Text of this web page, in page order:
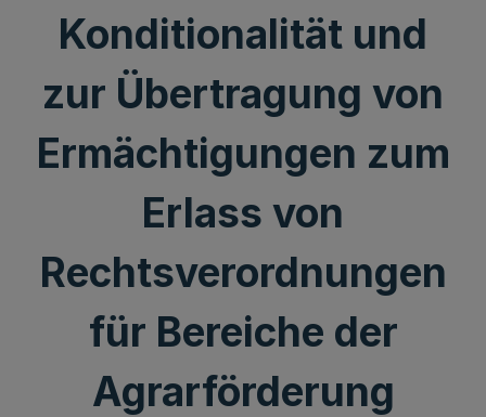
Konditionalität und
zur Übertragung von
Ermächtigungen zum
Erlass von
Rechtsverordnungen
für Bereiche der
Agrarförderung